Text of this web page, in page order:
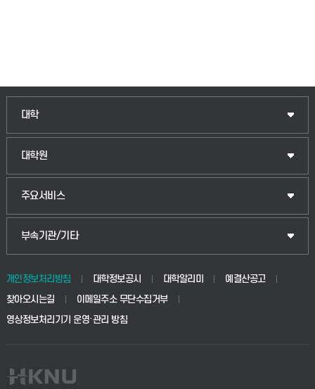
대학
인문융합공공인재학부
법경영학부
생명공학부
사회안전시스템공학부
대학원
일반대학원
산업대학원
공공정책대학원
교육대학원
주요서비스
입학안내
웹메일
학사시스템(전문학사 및 전공심화)
사이버캠퍼스(전문학사 및 전공심화)
부속기관/기타
중앙도서관
학생생활관(안성)
산학협력단
개인정보처리방침 대학정보공시 대학알리미
예결산공고
찾아오시는길
이메일주소 무단수집거부
영상정보처리기기 운영·관리 방침